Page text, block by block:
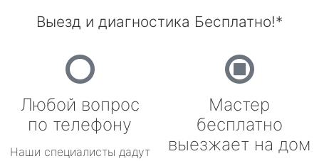
Выезд и диагностика Бесплатно!*
Любой вопрос
по телефону
Наши специалисты дадут
Мастер
бесплатно
выезжает на дом